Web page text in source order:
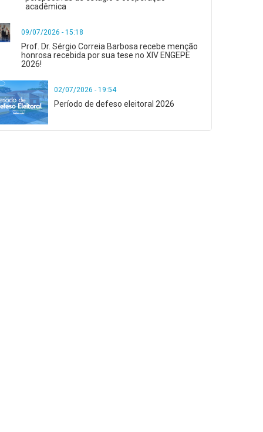
acadêmica
09/07/2026 - 15:18
Prof. Dr. Sérgio Correia Barbosa recebe menção
honrosa recebida por sua tese no XIV ENGEPE
2026!
02/07/2026 - 19:54
Período de defeso eleitoral 2026